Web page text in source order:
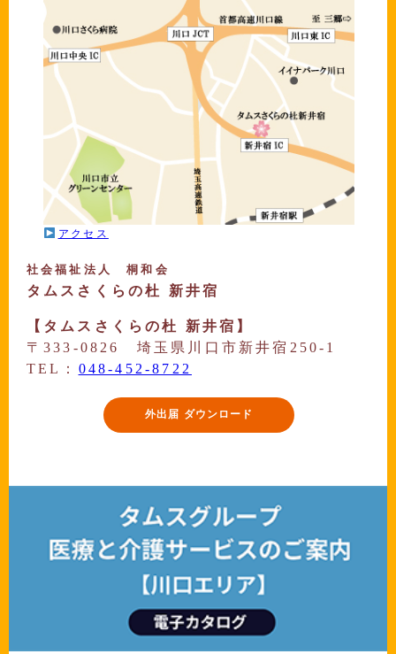
アクセス
社会福祉法人 桐和会
タムスさくらの杜 新井宿
【タムスさくらの杜 新井宿】
〒333-0826 埼玉県川口市新井宿250-1
TEL： 048-452-8722
外出届 ダウンロード